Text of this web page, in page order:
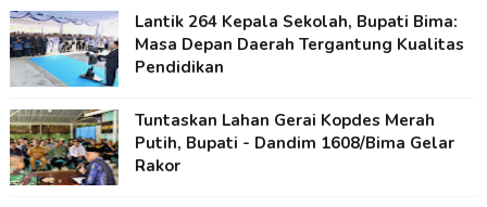
Lantik 264 Kepala Sekolah, Bupati Bima:
Masa Depan Daerah Tergantung Kualitas
Pendidikan
Tuntaskan Lahan Gerai Kopdes Merah
Putih, Bupati - Dandim 1608/Bima Gelar
Rakor